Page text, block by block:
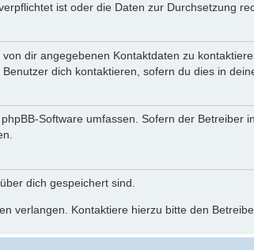
ist oder die Daten zur Durchsetzung
dir angegebenen Kontaktdaten zu
dich kontaktieren, sofern du dies in
Software umfassen. Sofern der
dich gespeichert sind.
verlangen. Kontaktiere hierzu bitte den